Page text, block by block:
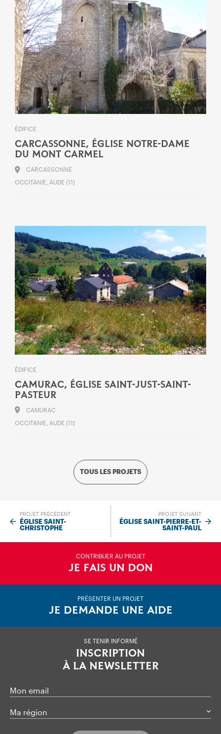
TOUS LES PROJETS
ÉDIFICE
CARCASSONNE, ÉGLISE NOTRE-DAME
DU MONT CARMEL
CARCASSONNE
OCCITANIE, AUDE (11)
ÉDIFICE
CAMURAC, ÉGLISE SAINT-JUST-SAINT-
PASTEUR
CAMURAC
OCCITANIE, AUDE (11)
PROJET PRÉCÉDENT
ÉGLISE SAINT-
CHRISTOPHE
PROJET SUIVANT
ÉGLISE SAINT-PIERRE-ET-
SAINT-PAUL
CONTRIBUER AU PROJET
JE FAIS UN DON
PRÉSENTER UN PROJET
JE DEMANDE UNE AIDE
SE TENIR INFORMÉ
INSCRIPTION
À LA NEWSLETTER
Mon email
Ma région